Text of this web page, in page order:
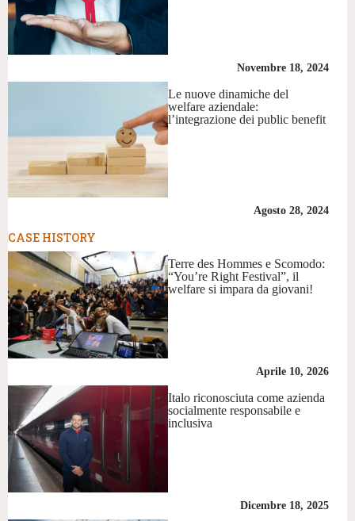
Novembre 18, 2024
Le nuove dinamiche del
welfare aziendale:
l’integrazione dei public benefit
Agosto 28, 2024
CASE HISTORY
Terre des Hommes e Scomodo:
“You’re Right Festival”, il
welfare si impara da giovani!
Aprile 10, 2026
Italo riconosciuta come azienda
socialmente responsabile e
inclusiva
Dicembre 18, 2025